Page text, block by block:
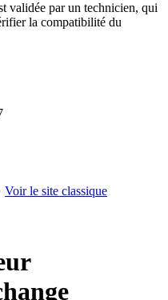
validée par un technicien, qui
la compatibilité du
Voir le site classique